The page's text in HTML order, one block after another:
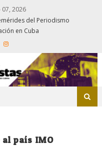
2026
del Periodismo
en Cuba
país IMO